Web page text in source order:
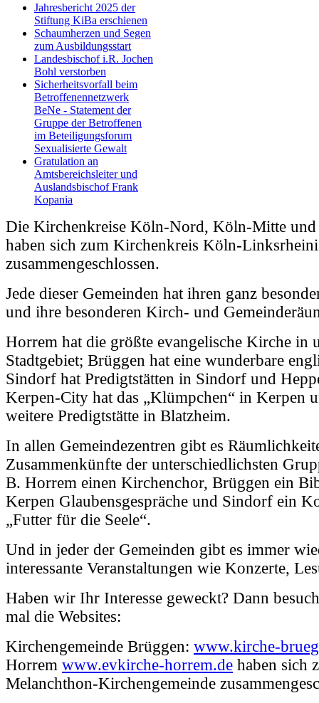
Jahresbericht 2025 der
Stiftung KiBa erschienen
Schaumherzen und Segen
zum Ausbildungsstart
Landesbischof i.R. Jochen
Bohl verstorben
Sicherheitsvorfall beim
Betroffenennetzwerk
BeNe - Statement der
Gruppe der Betroffenen
im Beteiligungsforum
Sexualisierte Gewalt
Gratulation an
Amtsbereichsleiter und
Auslandsbischof Frank
Kopania
Die Kirchenkreise Köln-Nord, Köln-Mitte
haben sich zum Kirchenkreis Köln-
zusammengeschlossen.
Jede dieser Gemeinden hat ihren ganz
und ihre besonderen Kirch- und
Horrem hat die größte evangelische Kirche in
Stadtgebiet; Brüggen hat eine wunderbare
Sindorf hat Predigtstätten in Sindorf und
Kerpen-City hat das „Klümpchen“ in Kerpen
weitere Predigtstätte in Blatzheim.
In allen Gemeindezentren gibt es
Zusammenkünfte der unterschiedlichsten
B. Horrem einen Kirchenchor, Brüggen ein
Kerpen Glaubensgespräche und Sindorf ein
„Futter für die Seele“.
Und in jeder der Gemeinden gibt es immer
interessante Veranstaltungen wie Konzerte,
Haben wir Ihr Interesse geweckt? Dann
mal die Websites:
Kirchengemeinde Brüggen: www.kirche-
Horrem www.evkirche-horrem.de haben sich
Melanchthon-Kirchengemeinde